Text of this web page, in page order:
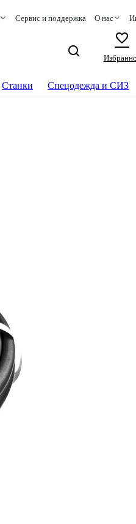
Сервис и поддержка О нас
Станки Спецодежда и СИЗ